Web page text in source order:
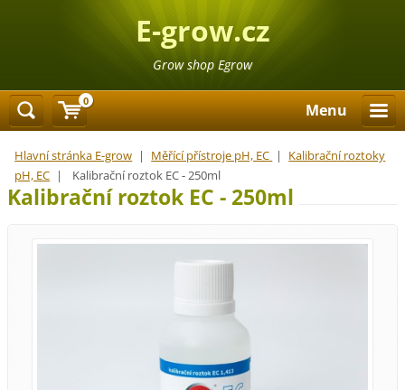
E-grow.cz
Grow shop Egrow
Menu
Hlavní stránka E-grow | Měřící přístroje pH, EC |
Kalibrační roztoky
pH, EC | Kalibrační roztok EC - 250ml
Kalibrační roztok EC - 250ml
0